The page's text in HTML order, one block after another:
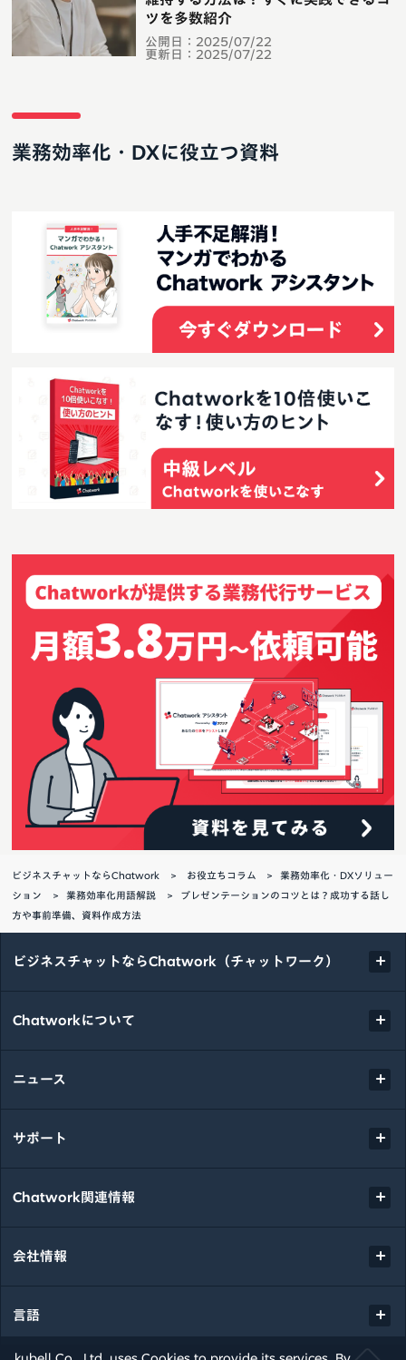
公開日： 2025/07/22
更新日： 2025/07/22
ツを多数紹介
業務効率化・DXに役立つ資料
ビジネスチャットならChatwork お役立ちコラム
業務効率化・DXソリュー
ション
業務効率化用語解説
プレゼンテーションのコツとは？成功する話し
方や事前準備、資料作成方法
ビジネスチャットならChatwork（チャットワーク）
Chatworkについて
ニュース
サポート
Chatwork関連情報
会社情報
言語